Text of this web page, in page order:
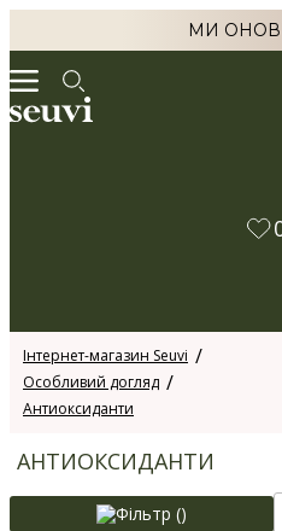
МИ
Інтернет-магазин Seuvi
Особливий догляд
Антиоксиданти
АНТИОКСИДАНТИ
Фільтр ()